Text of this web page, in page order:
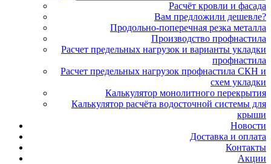
Расчёт кровли и фасада
Вам предложили дешевле?
Продольно-поперечная резка металла
Производство профнастила
Расчет предельных нагрузок и варианты укладки
профнастила
Расчет предельных нагрузок профнастила СКН и
схем укладки
Калькулятор монолитного перекрытия
Калькулятор расчёта водосточной системы для
крыши
Новости
Доставка и оплата
Контакты
Акции